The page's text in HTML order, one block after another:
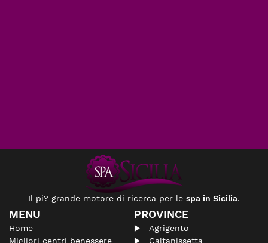
Il pi? grande motore di ricerca per le spa in Sicilia.
MENU
Home
Migliori centri benessere
PROVINCE
Agrigento
Caltanissetta